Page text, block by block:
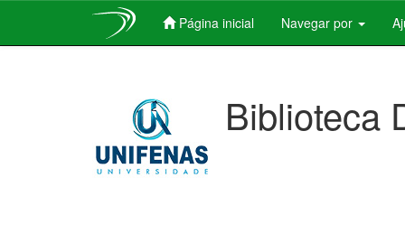
Página inicial Navegar por
Biblioteca